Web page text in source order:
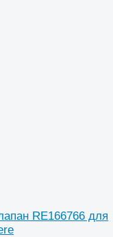
RE166766 для